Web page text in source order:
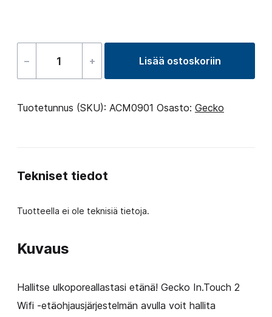
–
In.Touch
Gecko
+ Lisää ostoskoriin
Tuotetunnus (SKU): ACM0901 Osasto: Gecko
Kuvaus
Hallitse ulkoporeallastasi etänä! Gecko In.Touch 2
Wifi -etäohjausjärjestelmän avulla voit hallita
Tekniset tiedot
Tuotteella ei ole teknisiä tietoja.